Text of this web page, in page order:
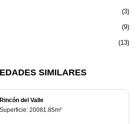
(3)
(9)
(13)
SIMILARES
Rincón del Valle
Superficie: 20081.85m²